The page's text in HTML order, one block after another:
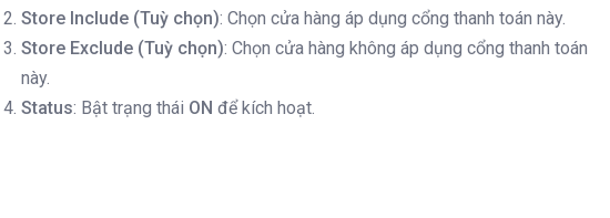
Store Include (Tuỳ chọn): Chọn cửa hàng áp dụng cổng thanh toán này.
Store Exclude (Tuỳ chọn): Chọn cửa hàng không áp dụng cổng thanh toán
này.
Status: Bật trạng thái ON để kích hoạt.